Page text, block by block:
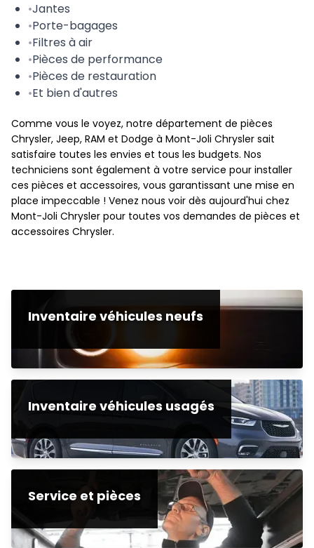
•Jantes
•Porte-bagages
•Filtres à air
•Pièces de performance
•Pièces de restauration
•Et bien d'autres
Comme vous le voyez, notre département de pièces
Chrysler, Jeep, RAM et Dodge à Mont-Joli Chrysler sait
satisfaire toutes les envies et tous les budgets. Nos
techniciens sont également à votre service pour installer
ces pièces et accessoires, vous garantissant une mise en
place impeccable ! Venez nous voir dès aujourd'hui chez
Mont-Joli Chrysler pour toutes vos demandes de pièces et
accessoires Chrysler.
Inventaire véhicules neufs
Inventaire véhicules usagés
Service et pièces